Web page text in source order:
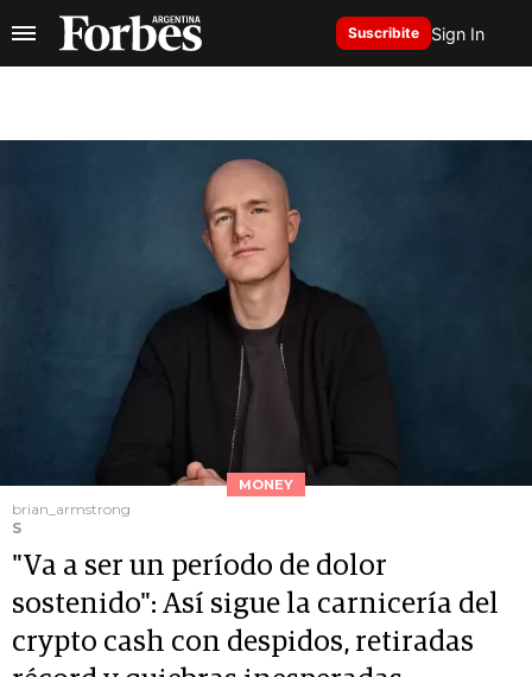
Suscribite Sign In
MONEY
brian_armstrong
S
"Va a ser un período de dolor
sostenido": Así sigue la carnicería del
crypto cash con despidos, retiradas